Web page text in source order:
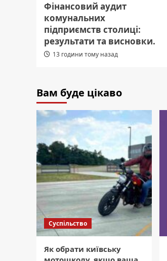
Фінансовий аудит
комунальних
підприємств столиці:
результати та висновки.
13 години тому назад
Вам буде цікаво
Суспільство
Як обрати київську